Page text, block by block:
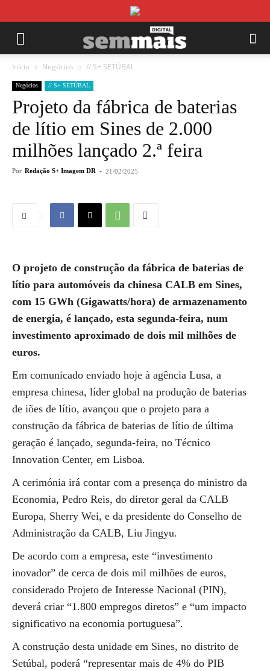
Início Negócios // S+ SETÚBAL
Negócios // S+ SETÚBAL
Projeto da fábrica de baterias
de lítio em Sines de 2.000
milhões lançado 2.ª feira
Por Redação S+ Imagem DR - 21/02/2025
O projeto de construção da fábrica de baterias de
lítio para automóveis da chinesa CALB em Sines,
com 15 GWh (Gigawatts/hora) de armazenamento
de energia, é lançado, esta segunda-feira, num
investimento aproximado de dois mil milhões de
euros.
Em comunicado enviado hoje à agência Lusa, a
empresa chinesa, líder global na produção de baterias
de iões de lítio, avançou que o projeto para a
construção da fábrica de baterias de lítio de última
geração é lançado, segunda-feira, no Técnico
Innovation Center, em Lisboa.
A cerimónia irá contar com a presença do ministro da
Economia, Pedro Reis, do diretor geral da CALB
Europa, Sherry Wei, e da presidente do Conselho de
Administração da CALB, Liu Jingyu.
De acordo com a empresa, este “investimento
inovador” de cerca de dois mil milhões de euros,
considerado Projeto de Interesse Nacional (PIN),
deverá criar “1.800 empregos diretos” e “um impacto
significativo na economia portuguesa”.
A construção desta unidade em Sines, no distrito de
Setúbal, poderá “representar mais de 4% do PIB